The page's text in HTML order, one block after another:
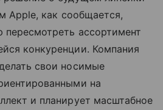
Apple, как сообщается,
пересмотреть ассортимент
конкуренции. Компания
свои носимые
на
и планирует масштабное